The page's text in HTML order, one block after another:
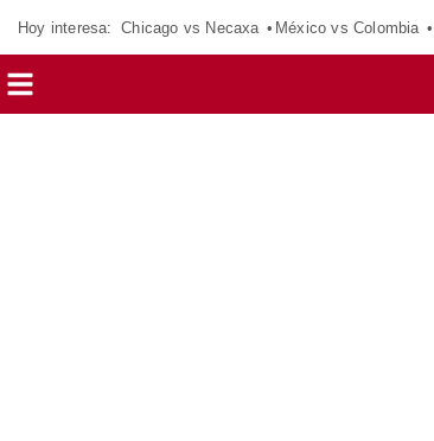
Hoy interesa: Chicago vs Necaxa México vs Colombia